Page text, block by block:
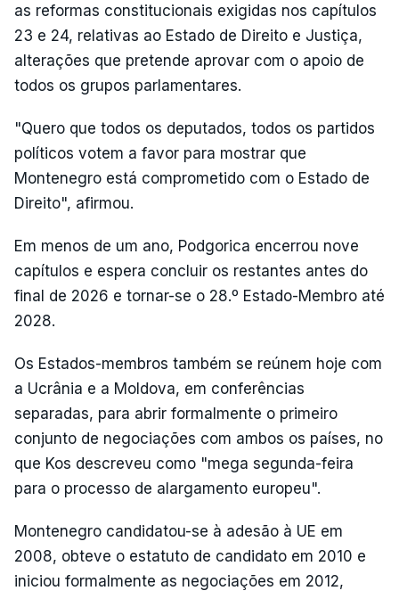
as reformas constitucionais exigidas nos capítulos
23 e 24, relativas ao Estado de Direito e Justiça,
alterações que pretende aprovar com o apoio de
todos os grupos parlamentares.
"Quero que todos os deputados, todos os partidos
políticos votem a favor para mostrar que
Montenegro está comprometido com o Estado de
Direito", afirmou.
Em menos de um ano, Podgorica encerrou nove
capítulos e espera concluir os restantes antes do
final de 2026 e tornar-se o 28.º Estado-Membro até
2028.
Os Estados-membros também se reúnem hoje com
a Ucrânia e a Moldova, em conferências
separadas, para abrir formalmente o primeiro
conjunto de negociações com ambos os países, no
que Kos descreveu como "mega segunda-feira
para o processo de alargamento europeu".
Montenegro candidatou-se à adesão à UE em
2008, obteve o estatuto de candidato em 2010 e
iniciou formalmente as negociações em 2012,